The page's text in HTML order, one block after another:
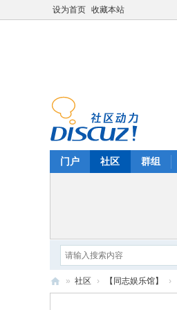
设为首页 收藏本站
门户 社区 群组
» 社区 › 【同志娱乐馆】 ›